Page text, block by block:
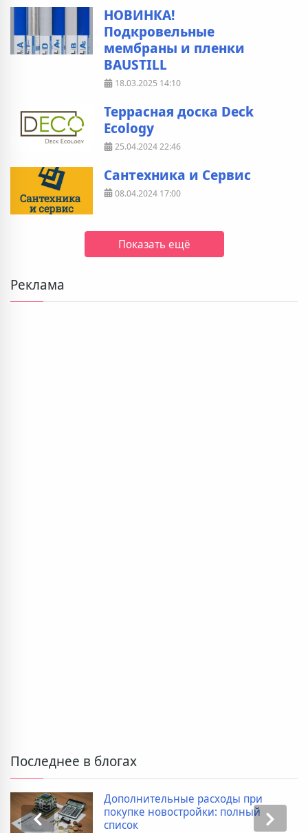
НОВИНКА!
Подкровельные
мембраны и пленки
BAUSTILL
18.03.2025 14:10
Террасная доска Deck
Ecology
25.04.202422:46
Сантехника и Сервис
08.04.2024 17:00
Показать ещё
Реклама
Последнее в блогах
Дополнительные расходы при
покупке новостройки: полный
список